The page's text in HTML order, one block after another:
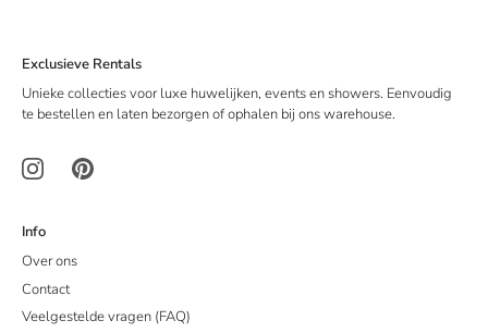
Exclusieve Rentals
Unieke collecties voor luxe huwelijken, events en showers. Eenvoudig
te bestellen en laten bezorgen of ophalen bij ons warehouse.
Info
Over ons
Contact
Veelgestelde vragen (FAQ)